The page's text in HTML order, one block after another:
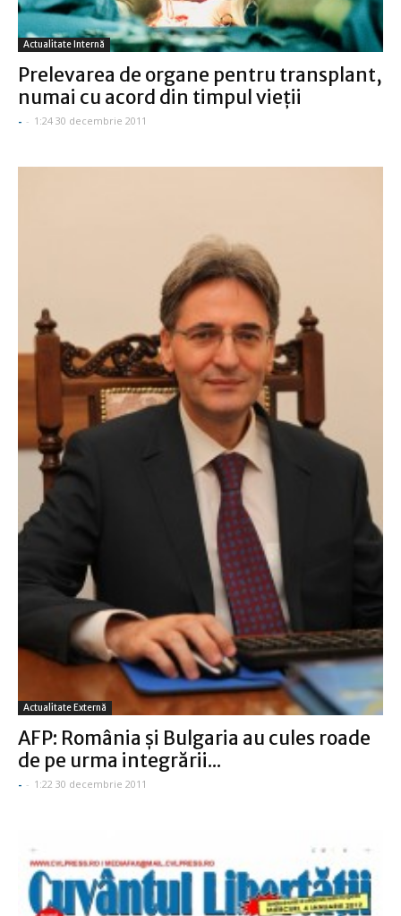
Actualitate Internă
Prelevarea de organe pentru transplant,
numai cu acord din timpul vieţii
- - 1:24 30 decembrie 2011
Actualitate Externă
AFP: România şi Bulgaria au cules roade
de pe urma integrării...
- - 1:22 30 decembrie 2011